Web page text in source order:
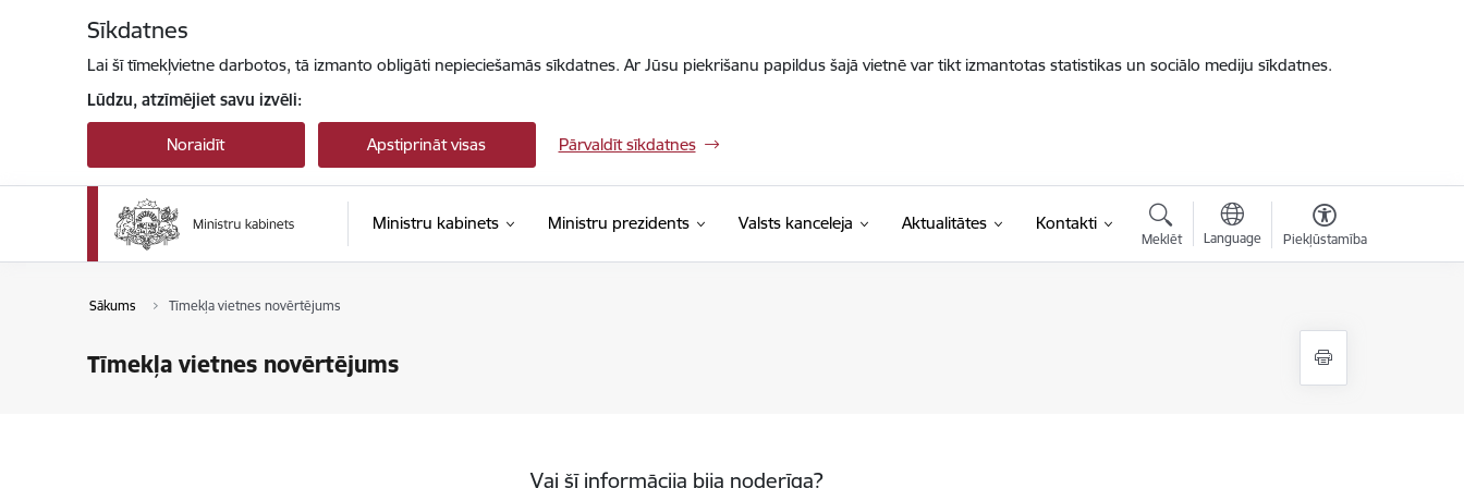
Sīkdatnes
Lai šī tīmekļvietne darbotos, tā izmanto obligāti nepieciešamās sīkdatnes. Ar Jūsu piekrišanu papildus šajā vietnē var tikt izmantotas statistikas un sociālo mediju sīkdatnes.
Lūdzu, atzīmējiet savu izvēli:
Noraidīt Apstiprināt visas Pārvaldīt sīkdatnes
Ministru kabinets Ministru prezidents Valsts kanceleja Aktualitātes Kontakti
Meklēt Language Piekļūstamība
Sākums Tīmekļa vietnes novērtējums
Tīmekļa vietnes novērtējums
Vai šī informācija bija noderīga?